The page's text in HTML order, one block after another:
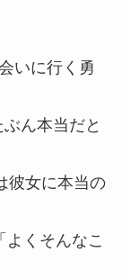
いに行く勇
ん本当だと
彼⼥に本当の
くそんなこ